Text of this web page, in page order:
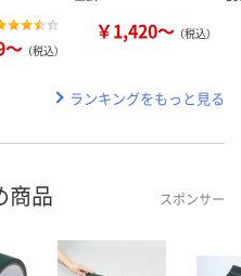
～ （税込）
￥1,420～ （税込）
ランキングをもっと見る
商品 スポンサー